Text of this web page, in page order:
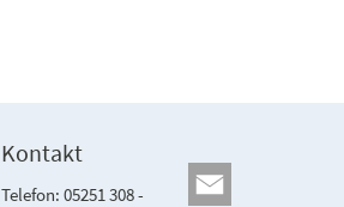
Kontakt
Telefon: 05251 308 -